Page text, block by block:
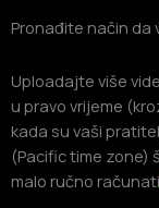
Pronađite način da
Uploadajte više
u pravo vrijeme
kada su vaši
(Pacific time zone)
malo ručno računati